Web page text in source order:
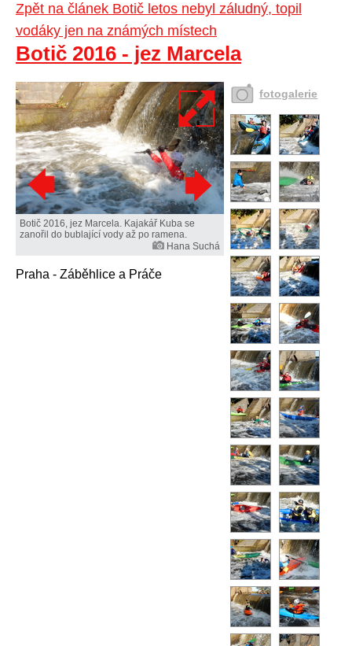
Zpět na článek Botič letos nebyl záludný, topil
vodáky jen na známých místech
Botič 2016 - jez Marcela
Botič 2016, jez Marcela. Kajakář Kuba se
zanořil do bublající vody až po ramena.
Hana Suchá
Praha - Záběhlice a Práče
fotogalerie